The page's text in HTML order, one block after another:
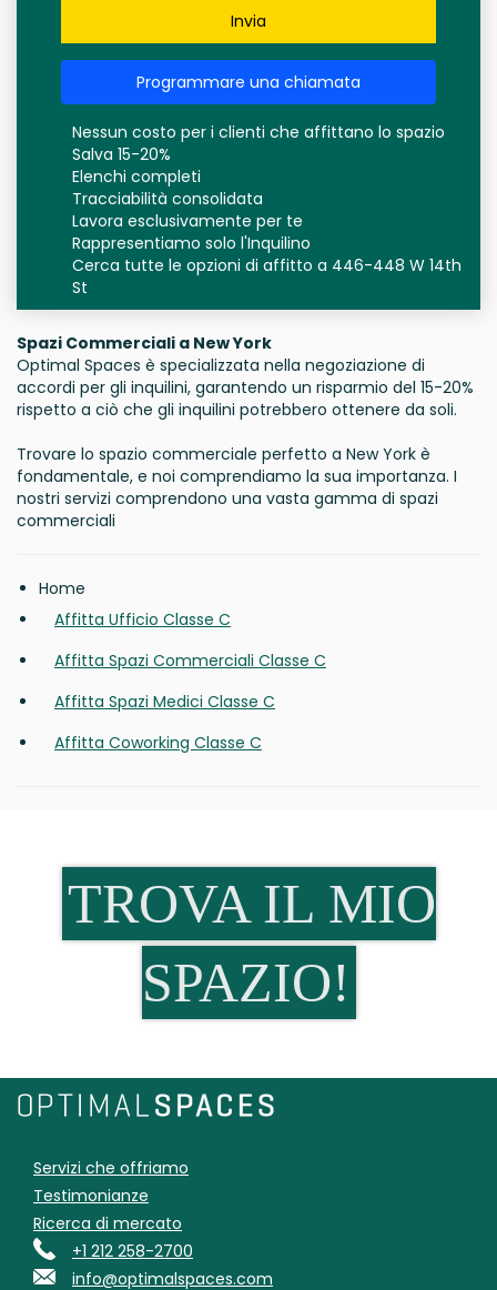
Invia
Programmare una chiamata
Nessun costo per i clienti che affittano lo spazio
Salva 15-20%
Elenchi completi
Tracciabilità consolidata
Lavora esclusivamente per te
Rappresentiamo solo l'Inquilino
Cerca tutte le opzioni di affitto a 446-448 W 14th
St
Spazi Commerciali a New York
Optimal Spaces è specializzata nella negoziazione di
accordi per gli inquilini, garantendo un risparmio del 15-20%
rispetto a ciò che gli inquilini potrebbero ottenere da soli.
Trovare lo spazio commerciale perfetto a New York è
fondamentale, e noi comprendiamo la sua importanza. I
nostri servizi comprendono una vasta gamma di spazi
commerciali
Home
Affitta Ufficio Classe C
Affitta Spazi Commerciali Classe C
Affitta Spazi Medici Classe C
Affitta Coworking Classe C
TROVA IL MIO
SPAZIO!
Servizi che offriamo
Testimonianze
Ricerca di mercato
+1 212 258-2700
info@optimalspaces.com